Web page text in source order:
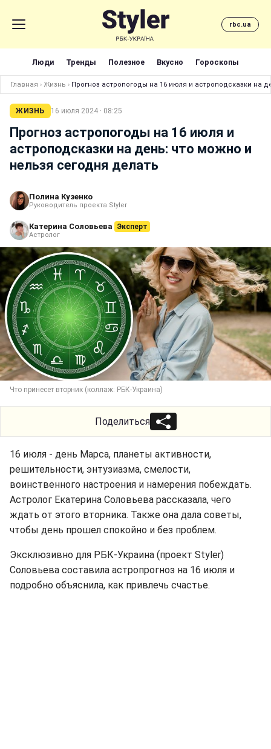
rbc.ua
Люди Тренды Полезное Вкусно Гороскопы
Главная › Жизнь › Прогноз астропогоды на 16 июля и астроподсказки на
ЖИЗНЬ 16 июля 2024 · 08:25
Прогноз астропогоды на 16 июля и
астроподсказки на день: что можно и
нельзя сегодня делать
Полина Кузенко
Руководитель проекта Styler
Катерина Соловьева Эксперт
Астролог
Что принесет вторник (коллаж: РБК-Украина)
Поделиться
16 июля - день Марса, планеты активности,
решительности, энтузиазма, смелости,
воинственного настроения и намерения побеждать.
Астролог Екатерина Соловьева рассказала, чего
ждать от этого вторника. Также она дала советы,
чтобы день прошел спокойно и без проблем.
Эксклюзивно для РБК-Украина (проект Styler)
Соловьева составила астропрогноз на 16 июля и
подробно объяснила, как привлечь счастье.